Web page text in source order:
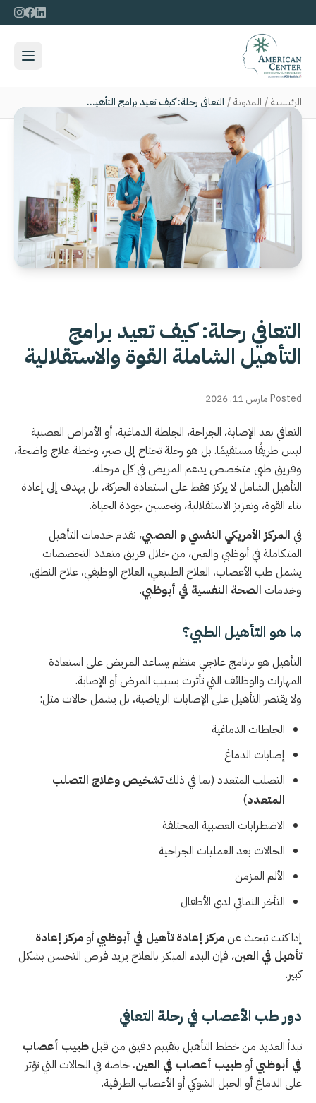
الرئيسية/ المدونة/ التعافي رحلة: كيف تعيد برامج التأهيل الشاملة القوة والاستقلالية
التعافي رحلة: كيف تعيد برامج
التأهيل الشاملة القوة والاستقلالية
Posted مارس 11, 2026
التعافي بعد الإصابة، الجراحة، الجلطة الدماغية، أو الأمراض العصبية
ليس طريقًا مستقيمًا. بل هو رحلة تحتاج إلى صبر، وخطة علاج واضحة،
وفريق طبي متخصص يدعم المريض في كل مرحلة.
التأهيل الشامل لا يركز فقط على استعادة الحركة، بل يهدف إلى إعادة
بناء القوة، وتعزيز الاستقلالية، وتحسين جودة الحياة.
في المركز الأمريكي النفسي و العصبي، نقدم خدمات التأهيل
المتكاملة في أبوظبي والعين، من خلال فريق متعدد التخصصات
يشمل طب الأعصاب، العلاج الطبيعي، العلاج الوظيفي، علاج النطق،
وخدمات الصحة النفسية في أبوظبي.
ما هو التأهيل الطبي؟
التأهيل هو برنامج علاجي منظم يساعد المريض على استعادة
المهارات والوظائف التي تأثرت بسبب المرض أو الإصابة.
ولا يقتصر التأهيل على الإصابات الرياضية، بل يشمل حالات مثل:
الجلطات الدماغية
إصابات الدماغ
التصلب المتعدد (بما في ذلكتشخيص وعلاج التصلب
المتعدد)
الاضطرابات العصبية المختلفة
الحالات بعد العمليات الجراحية
الألم المزمن
التأخر النمائي لدى الأطفال
إذا كنت تبحث عنمركز إعادة تأهيل في أبوظبي أومركز إعادة
تأهيل في العين، فإن البدء المبكر بالعلاج يزيد فرص التحسن بشكل
كبير.
دور طب الأعصاب في رحلة التعافي
تبدأ العديد من خطط التأهيل بتقييم دقيق من قبلطبيب أعصاب
في أبوظبي أوطبيب أعصاب في العين، خاصة في الحالات التي تؤثر
على الدماغ أو الحبل الشوكي أو الأعصاب الطرفية.